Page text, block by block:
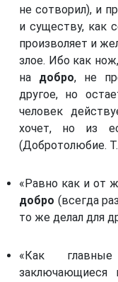
не сотворил), и
и существу, как
произволяет и
злое. Ибо как
на добро, не
другое, но
человек
хочет, но из
(Добротолюбие.
«Равно как и от
добро (всегда
то же делал для
«Как